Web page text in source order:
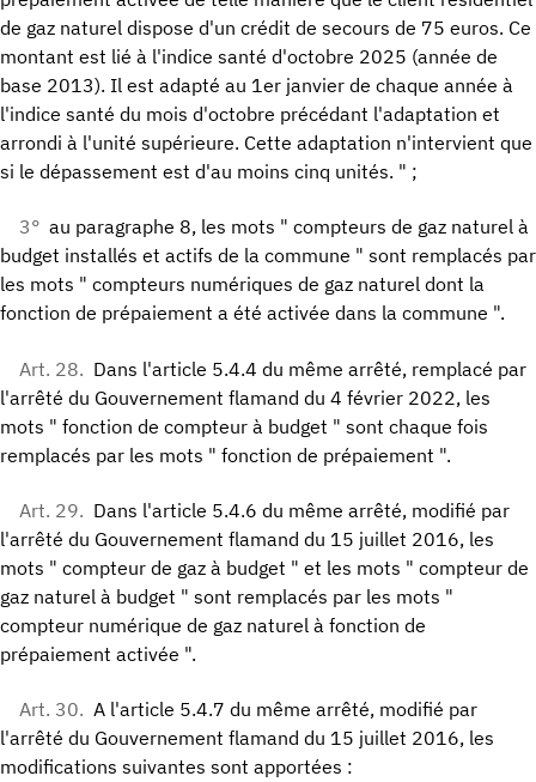
de gaz naturel dispose d'un crédit de secours de 75 euros. Ce
montant est lié à l'indice santé d'octobre 2025 (année de
base 2013). Il est adapté au 1er janvier de chaque année à
l'indice santé du mois d'octobre précédant l'adaptation et
arrondi à l'unité supérieure. Cette adaptation n'intervient que
si le dépassement est d'au moins cinq unités. " ;
3° au paragraphe 8, les mots " compteurs de gaz naturel à
budget installés et actifs de la commune " sont remplacés par
les mots " compteurs numériques de gaz naturel dont la
fonction de prépaiement a été activée dans la commune ".
Art. 28. Dans l'article 5.4.4 du même arrêté, remplacé par
l'arrêté du Gouvernement flamand du 4 février 2022, les
mots " fonction de compteur à budget " sont chaque fois
remplacés par les mots " fonction de prépaiement ".
Art. 29. Dans l'article 5.4.6 du même arrêté, modifié par
l'arrêté du Gouvernement flamand du 15 juillet 2016, les
mots " compteur de gaz à budget " et les mots " compteur de
gaz naturel à budget " sont remplacés par les mots "
compteur numérique de gaz naturel à fonction de
prépaiement activée ".
Art. 30. A l'article 5.4.7 du même arrêté, modifié par
l'arrêté du Gouvernement flamand du 15 juillet 2016, les
modifications suivantes sont apportées :